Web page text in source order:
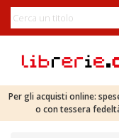
Per gli acquisti online:
o con tessera